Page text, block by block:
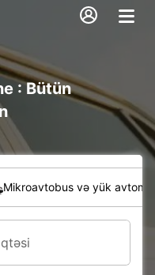
: Bütün
Mikroavtobus və yük